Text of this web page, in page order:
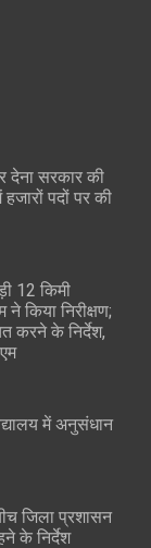
देना सरकार की
पदों पर की
12 किमी
किया निरीक्षण;
करने के निर्देश,
में अनुसंधान
जिला प्रशासन
के निर्देश